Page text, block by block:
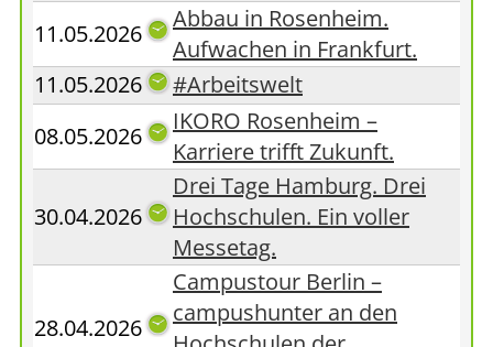
11.05.2026
Abbau in Rosenheim.
Aufwachen in Frankfurt.
11.05.2026
#Arbeitswelt
08.05.2026
IKORO Rosenheim –
Karriere trifft Zukunft.
30.04.2026
Drei Tage Hamburg. Drei
Hochschulen. Ein voller
Messetag.
28.04.2026
Campustour Berlin –
campushunter an den